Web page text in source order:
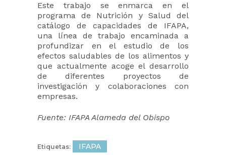
Este trabajo se enmarca en el
programa de Nutrición y Salud del
catálogo de capacidades de IFAPA,
una línea de trabajo encaminada a
profundizar en el estudio de los
efectos saludables de los alimentos y
que actualmente acoge el desarrollo
de diferentes proyectos de
investigación y colaboraciones con
empresas.
Fuente: IFAPA Alameda del Obispo
Etiquetas: IFAPA